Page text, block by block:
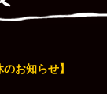
お知らせ】